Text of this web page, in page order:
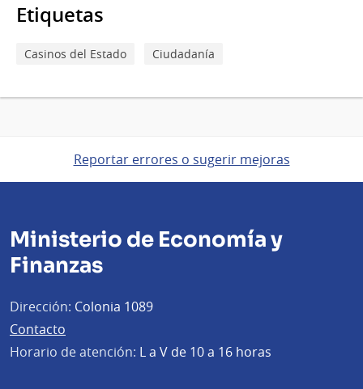
Etiquetas
Casinos del Estado Ciudadanía
Reportar errores o sugerir mejoras
Ministerio de Economía y
Finanzas
Dirección: Colonia 1089
Contacto
Horario de atención: L a V de 10 a 16 horas